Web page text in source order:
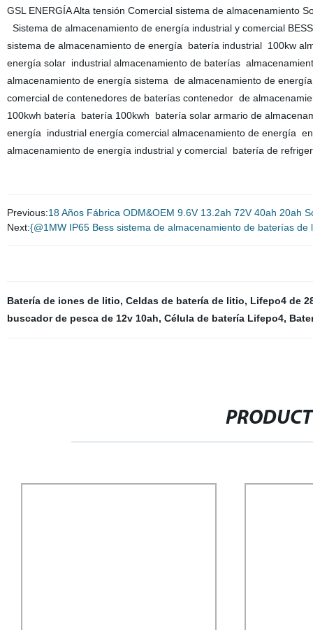
GSL ENERGÍA Alta tensión Comercial sistema de almacenamiento
Sistema de almacenamiento de energía industrial y comercial
sistema de almacenamiento de energía batería industrial 100kw
energía solar industrial almacenamiento de baterías
almacenamiento de energía sistema de almacenamiento de
comercial de contenedores de baterías contenedor de
100kwh batería batería 100kwh batería solar armario de
energía industrial energía comercial almacenamiento de energía
almacenamiento de energía industrial y comercial batería de
Previous:18 Años Fábrica ODM&OEM 9.6V 13.2ah 72V 40ah 20ah
Next:{@1MW IP65 Bess sistema de almacenamiento de baterías
Batería de iones de litio, Celdas de batería de litio, Lifepo4 de
buscador de pesca de 12v 10ah, Célula de batería Lifepo4,